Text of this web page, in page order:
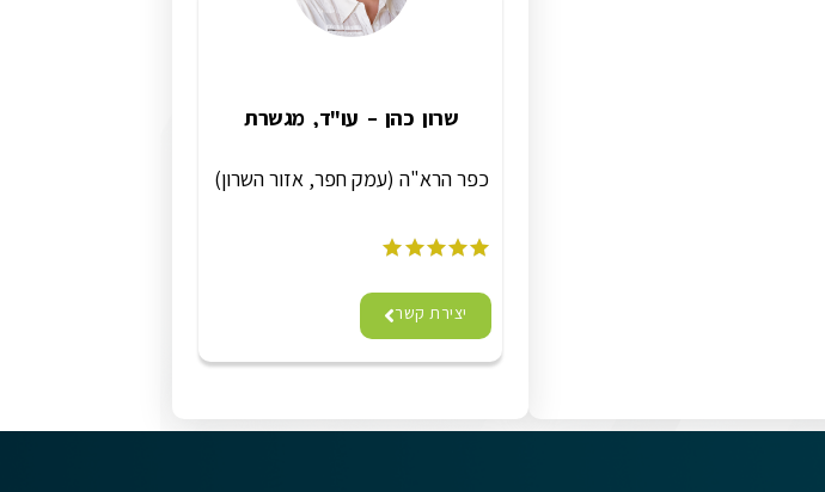
שרון כהן – עו"ד, מגשרת
כפר הרא"ה (עמק חפר, אזור השרון)
יצירת קשר